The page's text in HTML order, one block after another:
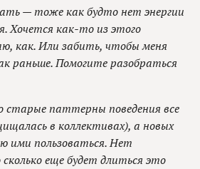
— тоже как будто нет энергии
Хочется как-то из этого
как. Или забить, чтобы меня
раньше. Помогите разобраться
паттерны поведения все
в коллективах), а новых
ими пользоваться. Нет
еще будет длиться это